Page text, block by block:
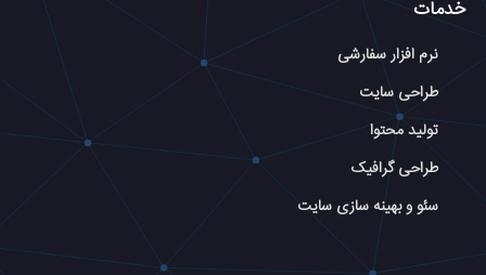
خدمات
نرم افزار سفارشی
طراحی سایت
تولید محتوا
طراحی گرافیک
سئو و بهینه سازی سایت